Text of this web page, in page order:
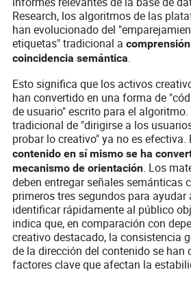
Research, los algoritmos de las
han evolucionado del
etiquetas" tradicional a
coincidencia semántica.
Esto significa que los activos
han convertido en una forma de
de usuario" escrito para el
tradicional de "dirigirse a los
probar lo creativo" ya no es efectiva.
contenido en sí mismo se ha
mecanismo de orientación. Los
deben entregar señales semánticas
primeros tres segundos para
identificar rápidamente al público
indica que, en comparación con
creativo destacado, la consistencia
de la dirección del contenido se han
factores clave que afectan la